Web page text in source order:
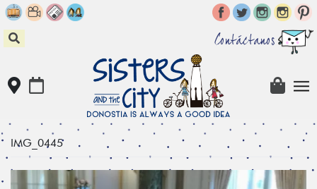
Skip
to
content
Contáctanos
IMG_0445